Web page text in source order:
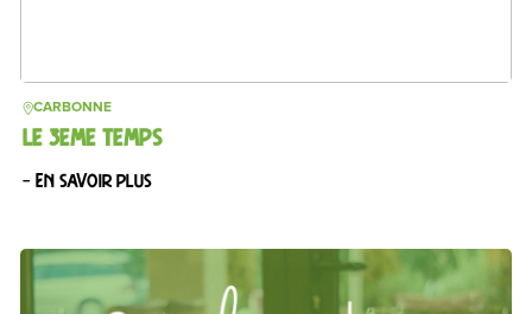
CARBONNE
LE 3EME TEMPS
– En savoir plus